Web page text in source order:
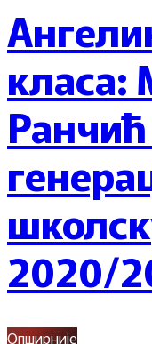
класа:
2020/
Опширније